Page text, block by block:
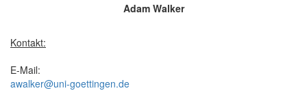
Adam Walker
Kontakt:
E-Mail:
awalker@uni-goettingen.de